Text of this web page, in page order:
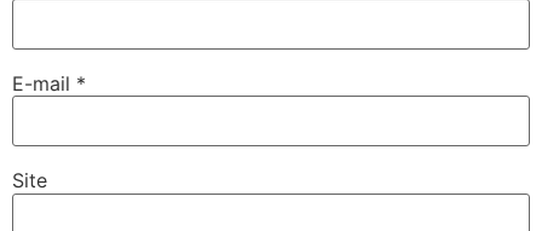
E-mail *
Site